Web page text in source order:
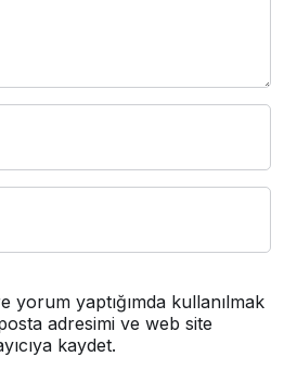
yorum yaptığımda kullanılmak
adresimi ve web site
kaydet.